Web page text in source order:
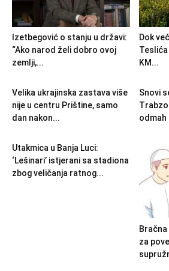
Izetbegović o stanju u državi:
“Ako narod želi dobro ovoj
zemlji,...
Dok
KM...
Velika ukrajinska zastava više
nije u centru Prištine, samo
dan nakon...
Snovi
odmah
Utakmica u Banja Luci:
‘Lešinari’ istjerani sa stadiona
zbog veličanja ratnog...
za